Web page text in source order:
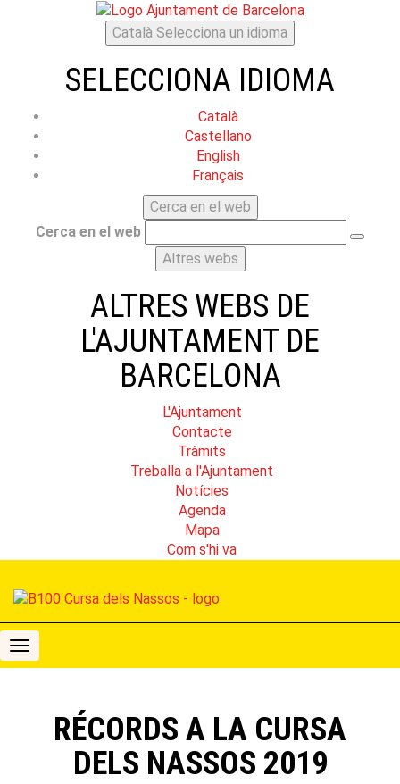
Català Selecciona un idioma
SELECCIONA IDIOMA
Català
Castellano
English
Français
Cerca en el web
Cerca en el web
Altres webs
ALTRES WEBS DE
L'AJUNTAMENT DE
BARCELONA
L'Ajuntament
Contacte
Tràmits
Treballa a l'Ajuntament
Notícies
Agenda
Mapa
Com s'hi va
B100
Cursa
RÉCORDS A LA CURSA
DELS NASSOS 2019